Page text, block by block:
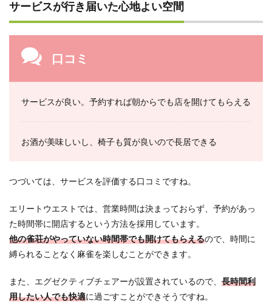
サービスが行き届いた心地よい空間
口コミ
サービスが良い。予約すれば朝からでも店を開けてもらえる
お酒が美味しいし、椅子も質が良いので長居できる
つづいては、サービスを評価する口コミですね。
エリートウエストでは、営業時間は決まっておらず、予約があっ
た時間帯に開店するという方法を採用しています。
他の雀荘がやっていない時間帯でも開けてもらえるので、時間に
縛られることなく麻雀を楽しむことができます。
また、エグゼクティブチェアーが設置されているので、 長時間利
用したい人でも快適に過ごすことができそうですね。